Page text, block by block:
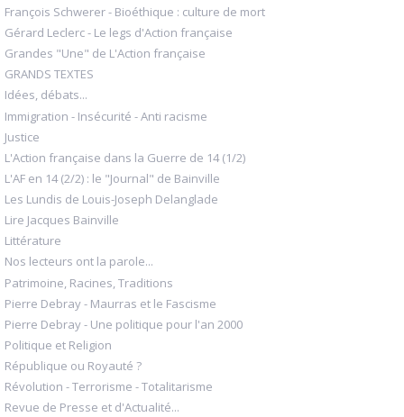
François Schwerer - Bioéthique : culture de mort
Gérard Leclerc - Le legs d'Action française
Grandes "Une" de L'Action française
GRANDS TEXTES
Idées, débats...
Immigration - Insécurité - Anti racisme
Justice
L'Action française dans la Guerre de 14 (1/2)
L'AF en 14 (2/2) : le "Journal" de Bainville
Les Lundis de Louis-Joseph Delanglade
Lire Jacques Bainville
Littérature
Nos lecteurs ont la parole...
Patrimoine, Racines, Traditions
Pierre Debray - Maurras et le Fascisme
Pierre Debray - Une politique pour l'an 2000
Politique et Religion
République ou Royauté ?
Révolution - Terrorisme - Totalitarisme
Revue de Presse et d'Actualité...